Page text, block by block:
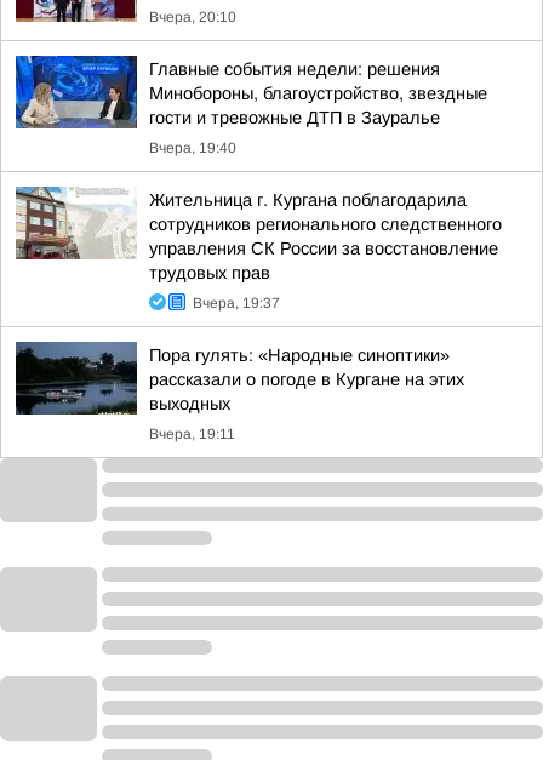
Вчера, 20:10
Главные события недели: решения
Минобороны, благоустройство, звездные
гости и тревожные ДТП в Зауралье
Вчера, 19:40
Жительница г. Кургана поблагодарила
сотрудников регионального следственного
управления СК России за восстановление
трудовых прав
Вчера, 19:37
Пора гулять: «Народные синоптики»
рассказали о погоде в Кургане на этих
выходных
Вчера, 19:11